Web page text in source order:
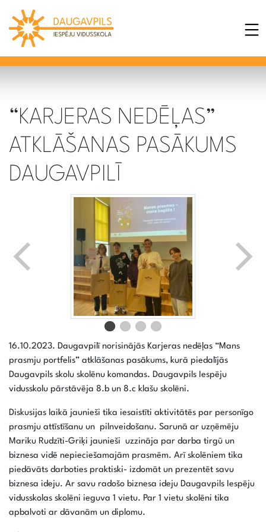
“KARJERAS NEDĒĻAS”
ATKLĀŠANAS PASĀKUMS
DAUGAVPILĪ
16.10.2023. Daugavpilī norisinājās Karjeras nedēļas “Mans
prasmju portfelis” atklāšanas pasākums, kurā piedalījās
Daugavpils skolu skolēnu komandas. Daugavpils Iespēju
vidusskolu pārstāvēja 8.b un 8.c klašu skolēni.
Diskusijas laikā jaunieši tika iesaistīti aktivitātēs par personīgo
prasmju attīstīšanu un pilnveidošanu. Sarunā ar uzņēmēju
Mariku Rudzīti-Griķi jaunieši uzzināja par darba tirgū un
biznesa vidē nepieciešamajām prasmēm. Arī skolēniem tika
piedāvāts darboties praktiski- izdomāt un prezentēt savu
biznesa ideju. Ar savu radošo biznesa ideju Daugavpils Iespēju
vidusskolas skolēni ieguva 1 vietu. Par 1 vietu skolēni tika
apbalvoti ar dāvanām un diplomu.